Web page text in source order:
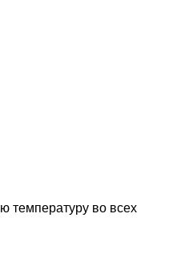
температуру во всех